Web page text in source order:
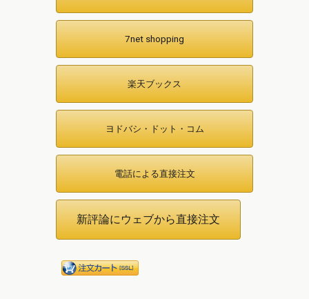
7net shopping
楽天ブックス
ヨドバシ・ドット・コム
電話による直接注文